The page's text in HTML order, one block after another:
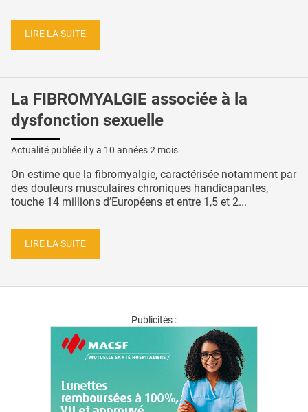
LIRE LA SUITE
La FIBROMYALGIE associée à la
dysfonction sexuelle
Actualité publiée il y a 10 années 2 mois
On estime que la fibromyalgie, caractérisée notamment par
des douleurs musculaires chroniques handicapantes,
touche 14 millions d’Européens et entre 1,5 et 2...
LIRE LA SUITE
Publicités :